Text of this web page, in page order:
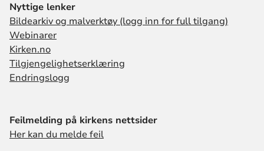
Nyttige lenker
Bildearkiv og malverktøy (logg inn for full tilgang)
Webinarer
Kirken.no
Tilgjengelighetserklæring
Endringslogg
Feilmelding på kirkens nettsider
Her kan du melde feil